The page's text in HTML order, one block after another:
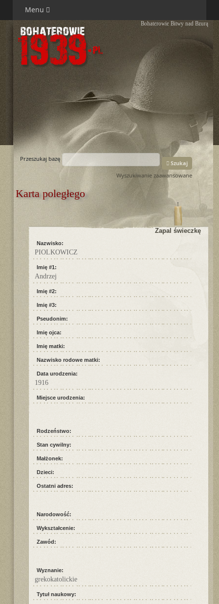
Menu
Bohaterowie Bitwy nad Bzurą
Przeszukaj bazę
Szukaj
Wyszukiwanie zaawansowane
Karta poległego
Zapal świeczkę
Nazwisko:
PIOLKOWICZ
Imię #1:
Andrzej
Imię #2:
Imię #3:
Pseudonim:
Imię ojca:
Imię matki:
Nazwisko rodowe matki:
Data urodzenia:
1916
Miejsce urodzenia:
Rodzeństwo:
Stan cywilny:
Małżonek:
Dzieci:
Ostatni adres:
Narodowość:
Wykształcenie:
Zawód:
Wyznanie:
grekokatolickie
Tytuł naukowy: